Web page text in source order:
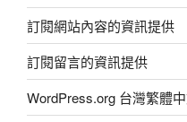
訂閱網站內容的資訊提供
訂閱留言的資訊提供
WordPress.org 台灣繁體